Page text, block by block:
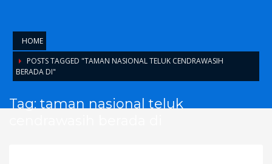
HOME
POSTS TAGGED "TAMAN NASIONAL TELUK CENDRAWASIH
BERADA DI"
Tag: taman nasional teluk